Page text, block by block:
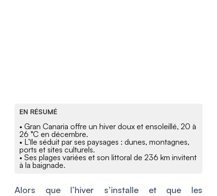
EN RÉSUMÉ
• Gran Canaria offre un hiver doux et ensoleillé, 20 à
26 °C en décembre.
• L’île séduit par ses paysages : dunes, montagnes,
ports et sites culturels.
• Ses plages variées et son littoral de 236 km invitent
à la baignade.
Alors que l’hiver s’installe et que les